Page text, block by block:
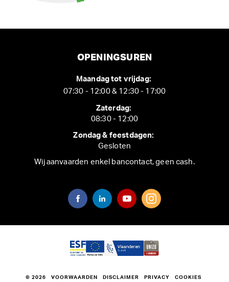
OPENINGSUREN
Maandag tot vrijdag:
07:30 - 12:00 & 12:30 - 17:00
Zaterdag:
08:30 - 12:00
Zondag & feestdagen:
Gesloten
Wij aanvaarden enkel bancontact, geen cash.
© 2026 VOORWAARDEN DISCLAIMER PRIVACY COOKIES